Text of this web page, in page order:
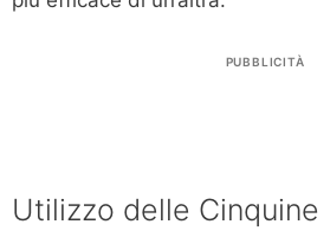
PUBBLICITÀ
Utilizzo delle Cinquine